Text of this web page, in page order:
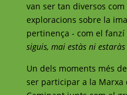
van ser tan diversos
exploracions sobre la
pertinença - com el
siguis, mai estàs ni estaràs
Un dels moments més
ser participar a la Marxa